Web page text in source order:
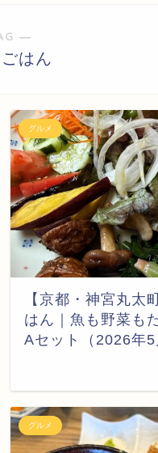
―
はん
グルメ
【京都・神宮丸太
はん｜魚も野菜も
Aセット（2026年5
グルメ